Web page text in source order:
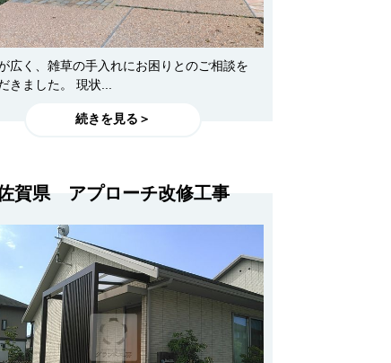
広く、雑草の手入れにお困りとのご相談を
きました。 現状...
続きを見る＞
賀県 アプローチ改修工事